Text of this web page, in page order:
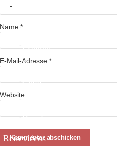
Kolumbien
Ecuador
Peru
Chile
Bolivien
Brasilien
Reisevideos
Name*
E-Mail-Adresse *
Website